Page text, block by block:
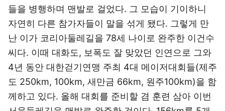
들을 병행하며 맨발로 걸었다. 그 모습이 기이하니
자연히 다른 참가자들이 말을 섞게 됐다. 그렇게 만
난 이가 코리아둘레길을 78세 나이로 완주한 이건수
씨다. 이때 대화도, 보폭도 잘 맞았던 인연으로 그와
4년 동안 대한걷기연맹 주최 4대 메이저대회들(제주
도 250km, 100km, 새만금 66km, 원주100km)을 함
께하고 있다. 올해 대회를 준비할 겸 훈련 삼아 이번